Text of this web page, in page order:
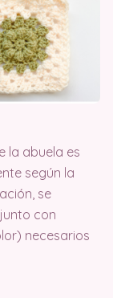
la abuela es
según la
se
con
necesarios